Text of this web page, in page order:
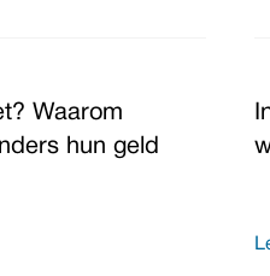
Waarom
hun geld